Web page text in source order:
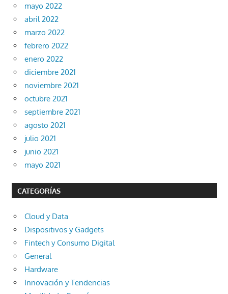
mayo 2022
abril 2022
marzo 2022
febrero 2022
enero 2022
diciembre 2021
noviembre 2021
octubre 2021
septiembre 2021
agosto 2021
julio 2021
junio 2021
mayo 2021
CATEGORÍAS
Cloud y Data
Dispositivos y Gadgets
Fintech y Consumo Digital
General
Hardware
Innovación y Tendencias